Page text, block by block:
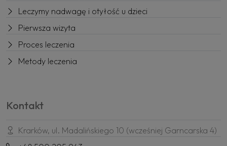
Leczymy nadwagę i otyłość u dzieci
Pierwsza wizyta
Proces leczenia
Metody leczenia
Kontakt
Krarków, ul. Madalińskiego 10 (wcześniej Garncarska 4)